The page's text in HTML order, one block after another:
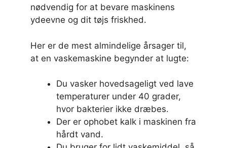
nødvendig for at bevare maskinens
ydeevne og dit tøjs friskhed.
Her er de mest almindelige årsager til,
at en vaskemaskine begynder at lugte:
Du vasker hovedsageligt ved lave
temperaturer under 40 grader,
hvor bakterier ikke dræbes.
Der er ophobet kalk i maskinen fra
hårdt vand.